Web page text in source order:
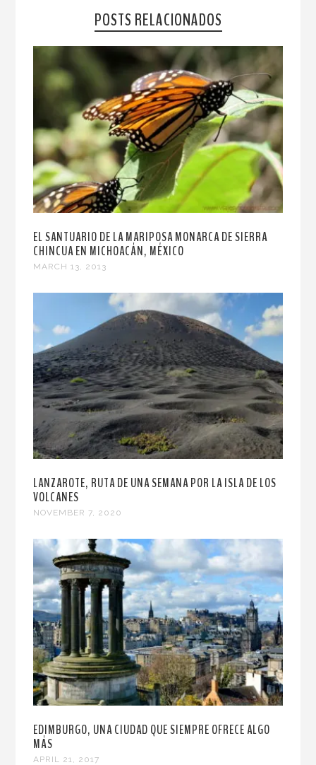
POSTS RELACIONADOS
EL SANTUARIO DE LA MARIPOSA MONARCA DE SIERRA
CHINCUA EN MICHOACÁN, MÉXICO
MARCH 13, 2013
LANZAROTE, RUTA DE UNA SEMANA POR LA ISLA DE LOS
VOLCANES
NOVEMBER 7, 2020
EDIMBURGO, UNA CIUDAD QUE SIEMPRE OFRECE ALGO
MÁS
APRIL 21, 2017